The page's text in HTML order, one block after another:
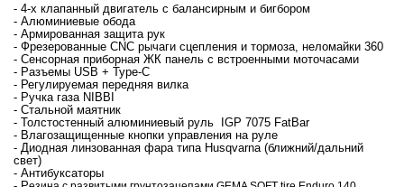
- 4-х клапанный двигатель с балансирным и бигбором
- Алюминиевые обода
- Армированная защита рук
- Фрезерованные CNC рычаги сцепления и тормоза, неломайки 360
- Сенсорная приборная ЖК панель с встроенными моточасами
- Разъемы USB + Type-C
- Регулируемая передняя вилка
- Ручка газа NIBBI
- Cтальной маятник
- Толстостенный алюминиевый руль IGP 7075 FatBar
- Влагозащищенные кнопки управления на руле
- Диодная линзованная фара типа Husqvarna (ближний/дальний
свет)
- Антибуксаторы